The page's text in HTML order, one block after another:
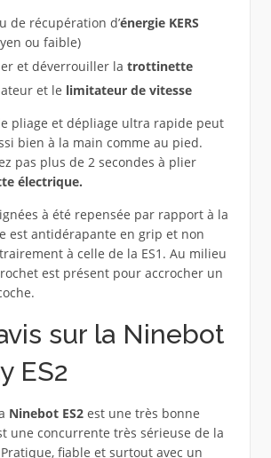
de récupération d’énergie KERS
ou faible)
et déverrouiller la trottinette
et le limitateur de vitesse
pliage et dépliage ultra rapide peut
bien à la main comme au pied.
pas plus de 2 secondes à plier
électrique.
à été repensée par rapport à la
est antidérapante en grip et non
à celle de la ES1. Au milieu
est présent pour accrocher un
sur la Ninebot
ES2
Ninebot ES2est une très bonne
une concurrente très sérieuse de la
fiable et surtout avec un